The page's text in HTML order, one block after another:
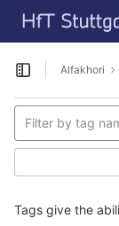
Skip to content
GitLab
Open sidebar
Alfakhori
Tags give the